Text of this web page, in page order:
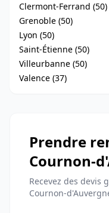
Clermont-Ferrand (50)
Grenoble (50)
Lyon (50)
Saint-Étienne (50)
Villeurbanne (50)
Valence (37)
Prendre
Cournon-
Recevez des devis
Cournon-